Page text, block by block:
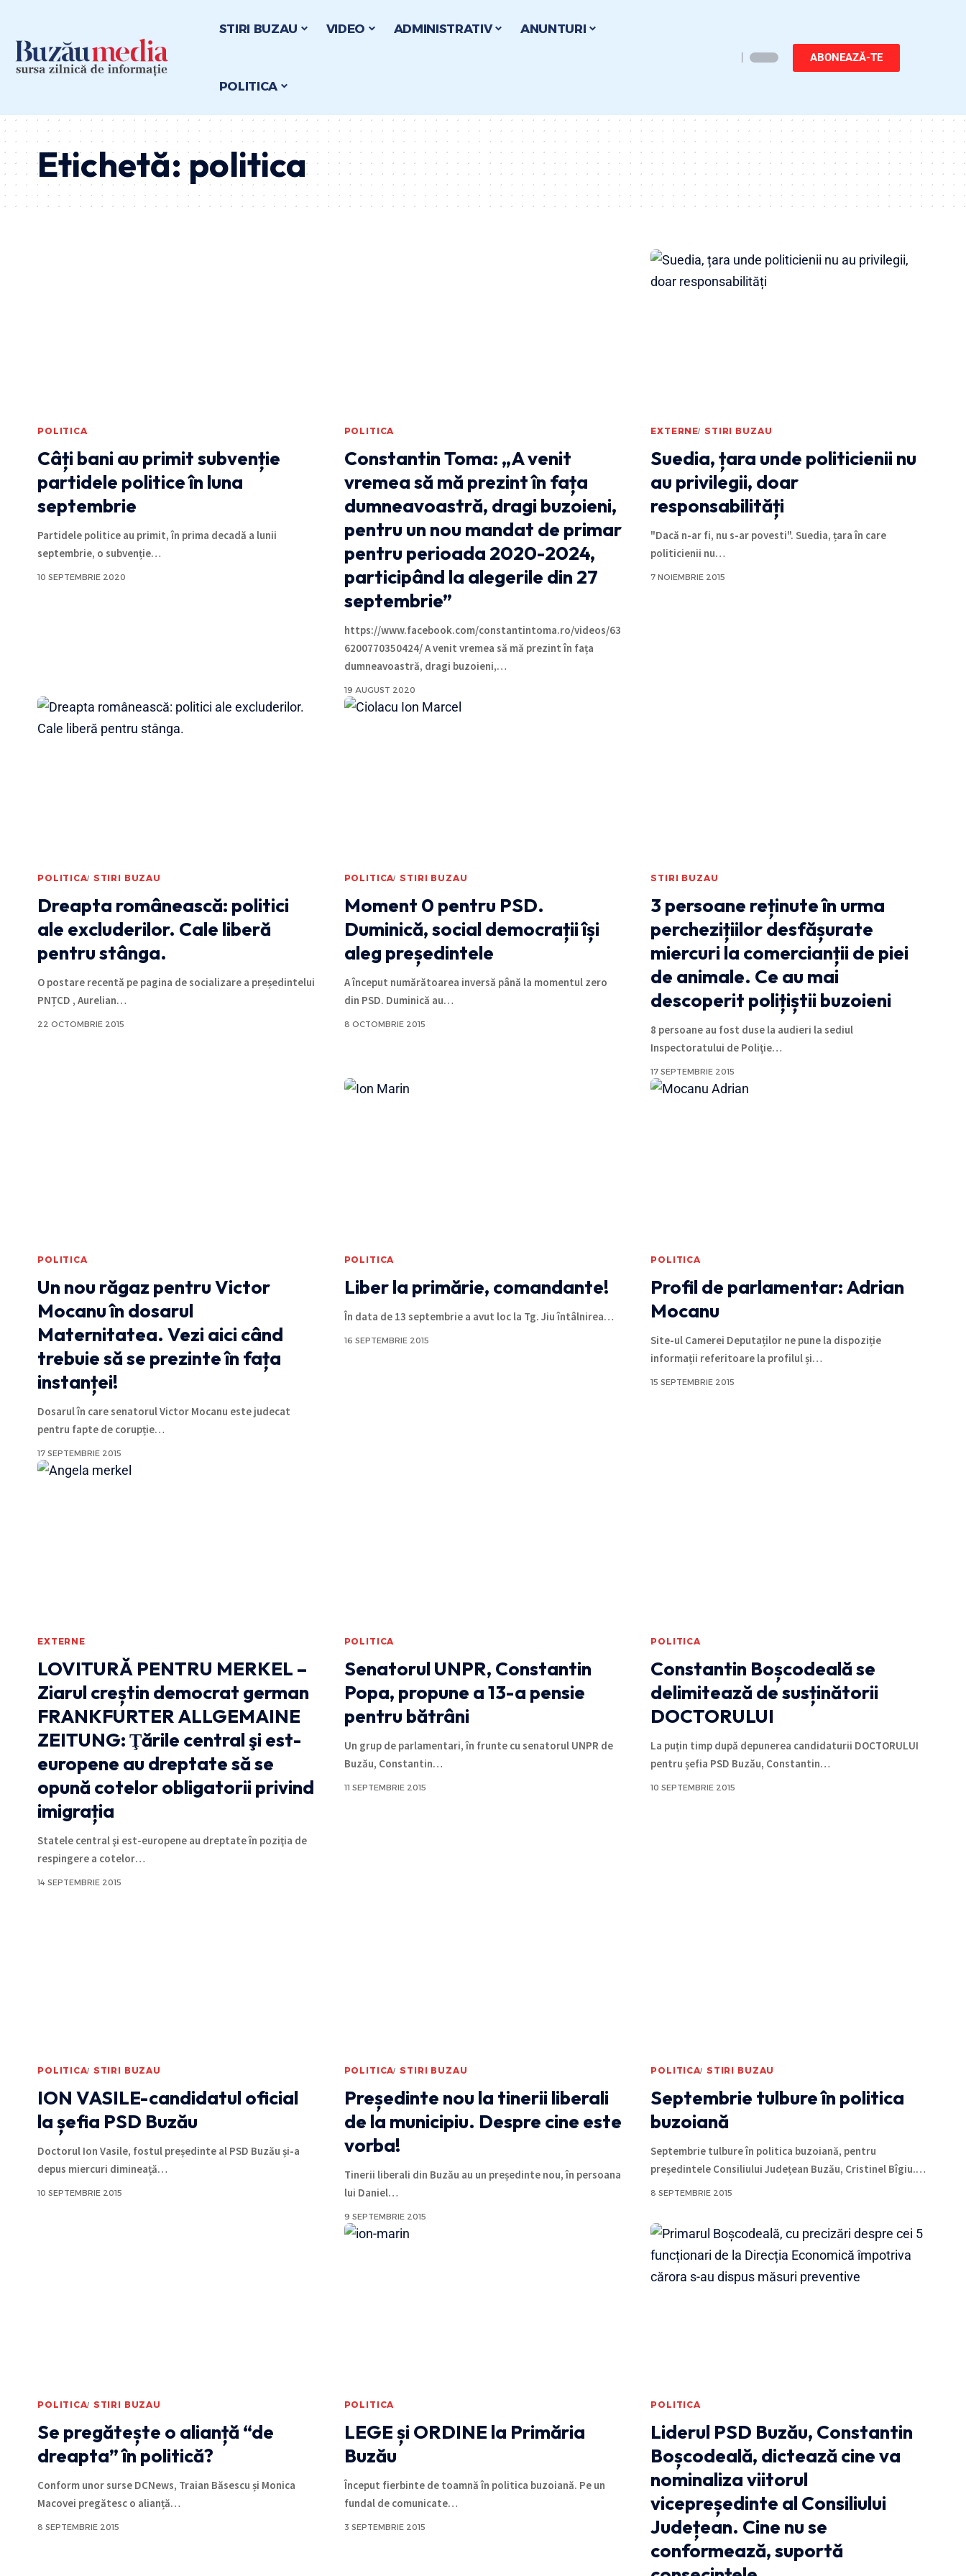
STIRI BUZAU VIDEO ADMINISTRATIV ANUNTURI
POLITICA
ABONEAZĂ-TE
Etichetă:politica
POLITICA
Câți bani au primit subvenție
partidele politice în luna
septembrie
Partidele politice au primit, în prima decadă a lunii
septembrie, o subvenție…
10 SEPTEMBRIE 2020
POLITICA
Constantin Toma: „A venit
vremea să mă prezint în fața
dumneavoastră, dragi buzoieni,
pentru un nou mandat de primar
pentru perioada 2020-2024,
participând la alegerile din 27
septembrie”
https://www.facebook.com/constantintoma.ro/videos/63
6200770350424/ A venit vremea să mă prezint în fața
dumneavoastră, dragi buzoieni,…
19 AUGUST 2020
EXTERNE STIRI BUZAU
Suedia, țara unde politicienii nu
au privilegii, doar
responsabilități
"Dacă n-ar fi, nu s-ar povesti". Suedia, țara în care
politicienii nu…
7 NOIEMBRIE 2015
POLITICA STIRI BUZAU
Dreapta românească: politici
ale excluderilor. Cale liberă
pentru stânga.
O postare recentă pe pagina de socializare a președintelui
PNȚCD , Aurelian…
22 OCTOMBRIE 2015
POLITICA STIRI BUZAU
Moment 0 pentru PSD.
Duminică, social democrații își
aleg președintele
A început numărătoarea inversă până la momentul zero
din PSD. Duminică au…
8 OCTOMBRIE 2015
STIRI BUZAU
3 persoane reținute în urma
perchezițiilor desfășurate
miercuri la comercianții de piei
de animale. Ce au mai
descoperit polițiștii buzoieni
8 persoane au fost duse la audieri la sediul
Inspectoratului de Poliţie…
17 SEPTEMBRIE 2015
POLITICA
Un nou răgaz pentru Victor
Mocanu în dosarul
Maternitatea. Vezi aici când
trebuie să se prezinte în fața
instanței!
Dosarul în care senatorul Victor Mocanu este judecat
pentru fapte de corupție…
17 SEPTEMBRIE 2015
POLITICA
Liber la primărie, comandante!
În data de 13 septembrie a avut loc la Tg. Jiu întâlnirea…
16 SEPTEMBRIE 2015
POLITICA
Profil de parlamentar: Adrian
Mocanu
Site-ul Camerei Deputaților ne pune la dispoziție
informații referitoare la profilul și…
15 SEPTEMBRIE 2015
EXTERNE
LOVITURĂ PENTRU MERKEL –
Ziarul creștin democrat german
FRANKFURTER ALLGEMAINE
ZEITUNG: Ţările central şi est-
europene au dreptate să se
opună cotelor obligatorii privind
imigrația
Statele central şi est-europene au dreptate în poziţia de
respingere a cotelor…
14 SEPTEMBRIE 2015
POLITICA
Senatorul UNPR, Constantin
Popa, propune a 13-a pensie
pentru bătrâni
Un grup de parlamentari, în frunte cu senatorul UNPR de
Buzău, Constantin…
11 SEPTEMBRIE 2015
POLITICA
Constantin Boșcodeală se
delimitează de susținătorii
DOCTORULUI
La puțin timp după depunerea candidaturii DOCTORULUI
pentru șefia PSD Buzău, Constantin…
10 SEPTEMBRIE 2015
POLITICA STIRI BUZAU
ION VASILE-candidatul oficial
la șefia PSD Buzău
Doctorul Ion Vasile, fostul președinte al PSD Buzău și-a
depus miercuri dimineață…
10 SEPTEMBRIE 2015
POLITICA STIRI BUZAU
Președinte nou la tinerii liberali
de la municipiu. Despre cine este
vorba!
Tinerii liberali din Buzău au un președinte nou, în persoana
lui Daniel…
9 SEPTEMBRIE 2015
POLITICA STIRI BUZAU
Septembrie tulbure în politica
buzoiană
Septembrie tulbure în politica buzoiană, pentru
președintele Consiliului Județean Buzău, Cristinel Bîgiu.…
8 SEPTEMBRIE 2015
POLITICA STIRI BUZAU
Se pregătește o alianță “de
dreapta” în politică?
Conform unor surse DCNews, Traian Băsescu și Monica
Macovei pregătesc o alianță…
8 SEPTEMBRIE 2015
POLITICA
LEGE și ORDINE la Primăria
Buzău
Început fierbinte de toamnă în politica buzoiană. Pe un
fundal de comunicate…
3 SEPTEMBRIE 2015
POLITICA
Liderul PSD Buzău, Constantin
Boșcodeală, dictează cine va
nominaliza viitorul
vicepreședinte al Consiliului
Județean. Cine nu se
conformează, suportă